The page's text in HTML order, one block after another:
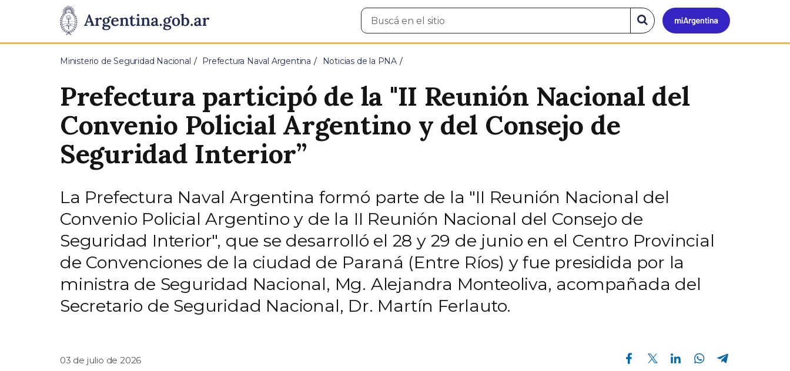
Presidencia
de
Pasar al contenido principal
Mi
Buscar
en
Buscar
en
el
Ministerio de Seguridad Nacional Prefectura Naval Argentina Noticias de la PNA
Prefectura participó de la "II Reunión Nacional del
Convenio Policial Argentino y del Consejo de
Seguridad Interior”
La Prefectura Naval Argentina formó parte de la "II Reunión Nacional del
Convenio Policial Argentino y de la II Reunión Nacional del Consejo de
Seguridad Interior", que se desarrolló el 28 y 29 de junio en el Centro Provincial
de Convenciones de la ciudad de Paraná (Entre Ríos) y fue presidida por la
ministra de Seguridad Nacional, Mg. Alejandra Monteoliva, acompañada del
Secretario de Seguridad Nacional, Dr. Martín Ferlauto.
03 de julio de 2026
Compartir en Facebook Compartir en Twitter Compartir en Linkedin Compartir en Whatsapp